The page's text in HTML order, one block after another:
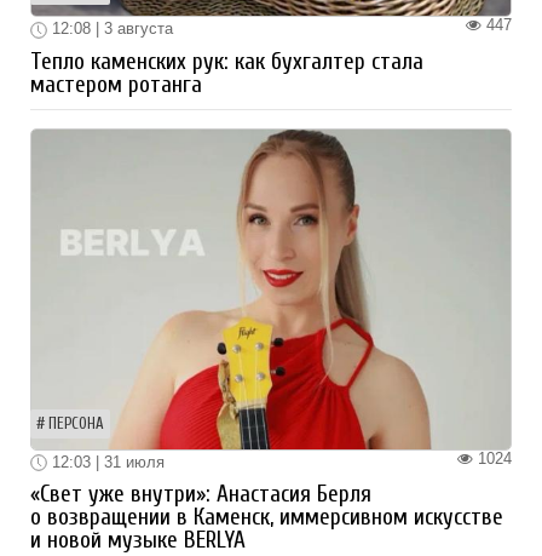
447
12:08 | 3 августа
Тепло каменских рук: как бухгалтер стала
мастером ротанга
ПЕРСОНА
1024
12:03 | 31 июля
«Свет уже внутри»: Анастасия Берля
о возвращении в Каменск, иммерсивном искусстве
и новой музыке BERLYA